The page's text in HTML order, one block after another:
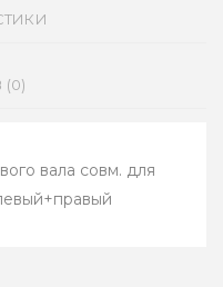
вала совм. для